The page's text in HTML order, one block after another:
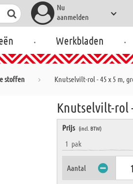
Nu
aanmelden
. Werkbladen .
stoffen Knutselvilt-rol - 45 x 5 m,
Knutselvilt-rol
Prijs (incl. BTW)
1 pak
Aantal